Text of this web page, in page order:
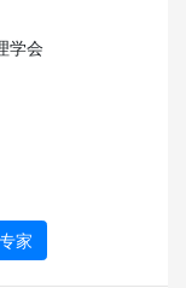
学会
家